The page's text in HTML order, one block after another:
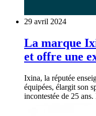
29 avril 2024
La marque
et offre une
Ixina, la réputée
équipées, élargit son
incontestée de 25 ans.